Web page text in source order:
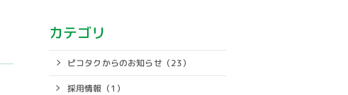
カテゴリ
ピコタクからのお知らせ（23）
採用情報（1）